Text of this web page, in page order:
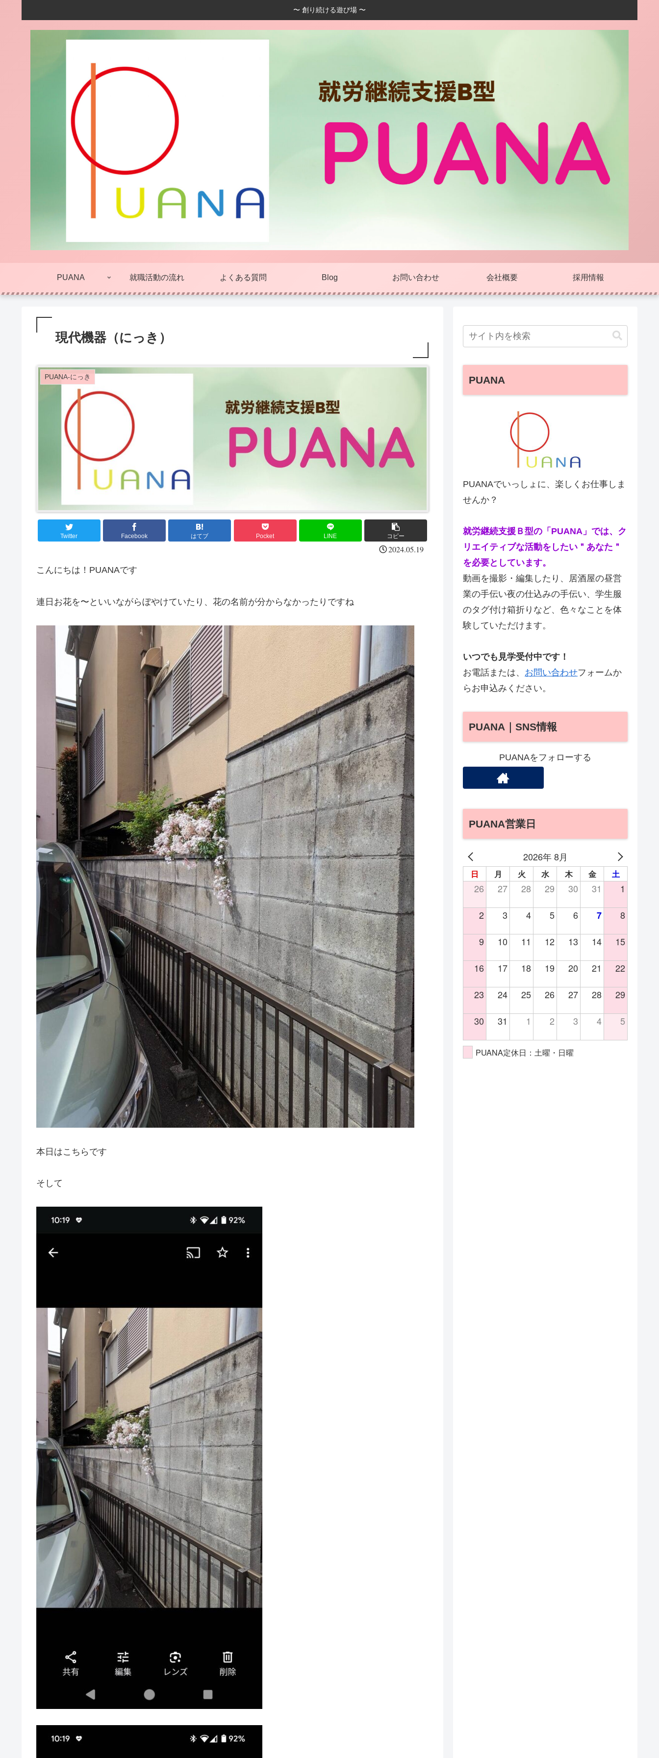
〜 創り続ける遊び場 〜
PUANA 就職活動の流れ よくある質問 Blog お問い合わせ 会社概要 採用情報
現代機器（にっき）
PUANA-にっき
Twitter Facebook はてブ Pocket LINE コピー
2024.05.19
こんにちは！PUANAです
連日お花を〜といいながらぼやけていたり、花の名前が分からなかったりですね
本日はこちらです
そして
PUANA
PUANAでいっしょに、楽しくお仕事しま
せんか？
就労継続支援Ｂ型の「PUANA」では、ク
リエイティブな活動をしたい＂あなた＂
を必要としています。
動画を撮影・編集したり、居酒屋の昼営
業の手伝い夜の仕込みの手伝い、学生服
のタグ付け箱折りなど、色々なことを体
験していただけます。
いつでも見学受付中です！
お電話または、 お問い合わせフォームか
らお申込みください。
PUANA｜SNS情報
PUANAをフォローする
PUANA営業日
2026年 8月
日 月 火 水 木 金 土
26 27 28 29 30 31 1
2 3 4 5 6 7 8
9 10 11 12 13 14 15
16 17 18 19 20 21 22
23 24 25 26 27 28 29
30 31 1 2 3 4 5
PUANA定休日：土曜・日曜